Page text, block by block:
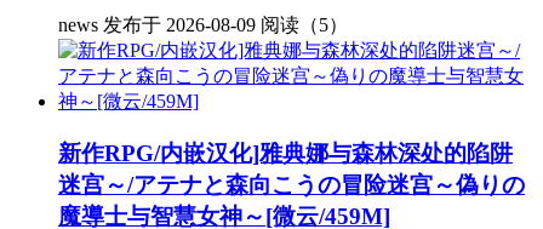
news 发布于 2026-08-09 阅读（5）
新作RPG/内嵌汉化]雅典娜与森林深处的陷阱
迷宫～/アテナと森向こうの冒险迷宫～偽りの
魔導士与智慧女神～[微云/459M]